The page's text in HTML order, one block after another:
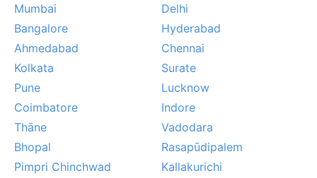
Mumbai
Delhi
Bangalore
Hyderabad
Ahmedabad
Chennai
Kolkata
Surate
Pune
Lucknow
Coimbatore
Indore
Thāne
Vadodara
Bhopal
Rasapūdipalem
Pimpri Chinchwad
Kallakurichi